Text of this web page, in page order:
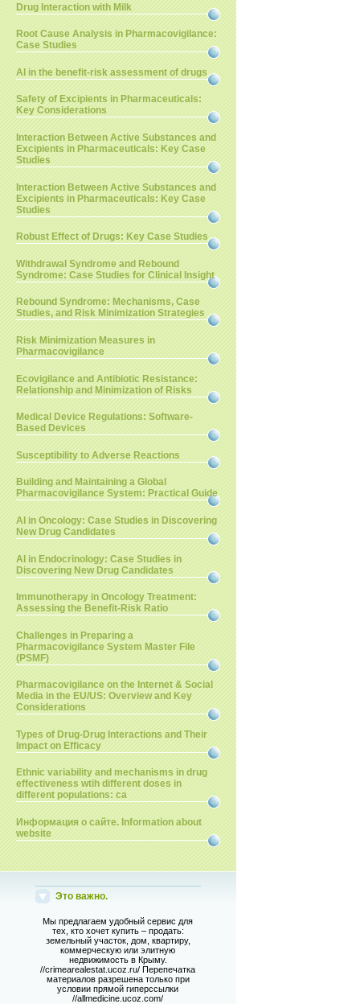
Drug Interaction with Milk
Root Cause Analysis in Pharmacovigilance:
Case Studies
AI in the benefit-risk assessment of drugs
Safety of Excipients in Pharmaceuticals:
Key Considerations
Interaction Between Active Substances and
Excipients in Pharmaceuticals: Key Case
Studies
Interaction Between Active Substances and
Excipients in Pharmaceuticals: Key Case
Studies
Robust Effect of Drugs: Key Case Studies
Withdrawal Syndrome and Rebound
Syndrome: Case Studies for Clinical Insight
Rebound Syndrome: Mechanisms, Case
Studies, and Risk Minimization Strategies
Risk Minimization Measures in
Pharmacovigilance
Ecovigilance and Antibiotic Resistance:
Relationship and Minimization of Risks
Medical Device Regulations: Software-
Based Devices
Susceptibility to Adverse Reactions
Building and Maintaining a Global
Pharmacovigilance System: Practical Guide
AI in Oncology: Case Studies in Discovering
New Drug Candidates
AI in Endocrinology: Case Studies in
Discovering New Drug Candidates
Immunotherapy in Oncology Treatment:
Assessing the Benefit-Risk Ratio
Challenges in Preparing a
Pharmacovigilance System Master File
(PSMF)
Pharmacovigilance on the Internet & Social
Media in the EU/US: Overview and Key
Considerations
Types of Drug-Drug Interactions and Their
Impact on Efficacy
Ethnic variability and mechanisms in drug
effectiveness wtih different doses in
different populations: ca
Информация о сайте. Information about
website
Это важно.
Мы предлагаем удобный сервис для
тех, кто хочет купить – продать:
земельный участок, дом, квартиру,
коммерческую или элитную
недвижимость в Крыму.
//crimearealestat.ucoz.ru/ Перепечатка
материалов разрешена только при
условии прямой гиперссылки
//allmedicine.ucoz.com/